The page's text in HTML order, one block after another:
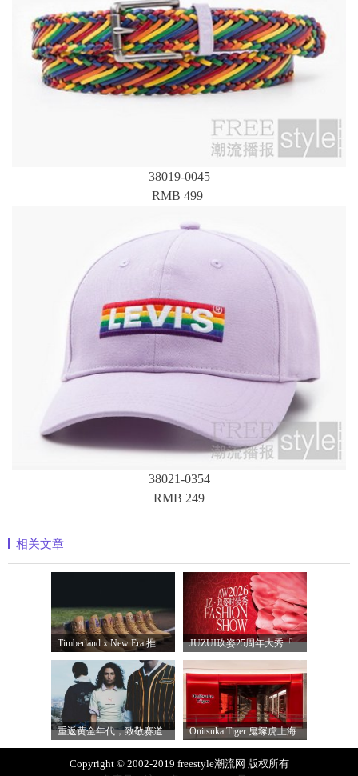
38019-0045
RMB 499
38021-0354
RMB 249
相关文章
Timberland x New Era 推出全新联名系列，以经 JUZUI玖姿25周年大秀「循光新生」 光起二
重返黄金年代，致敬赛道传奇 PUMA携手M Onitsuka Tiger 鬼塚虎上海环贸 iapm 概念店盛
Copyright © 2002-2019 freestyle潮流网 版权所有